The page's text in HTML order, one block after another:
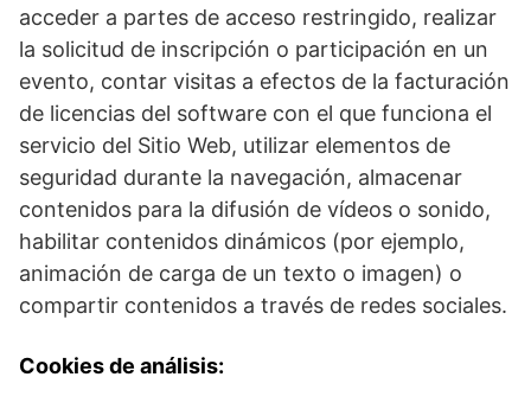
acceder a partes de acceso restringido, realizar
la solicitud de inscripción o participación en un
evento, contar visitas a efectos de la facturación
de licencias del software con el que funciona el
servicio del Sitio Web, utilizar elementos de
seguridad durante la navegación, almacenar
contenidos para la difusión de vídeos o sonido,
habilitar contenidos dinámicos (por ejemplo,
animación de carga de un texto o imagen) o
compartir contenidos a través de redes sociales.
Cookies de análisis: